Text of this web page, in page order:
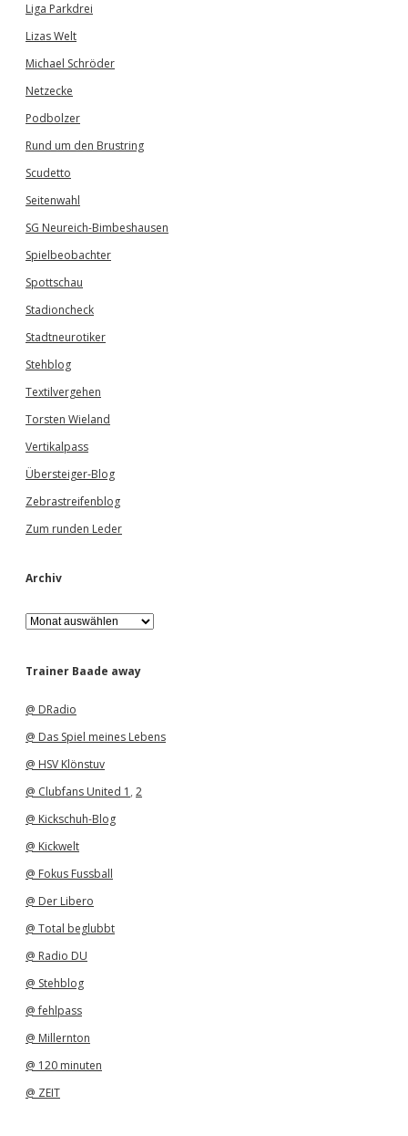
Liga Parkdrei
Lizas Welt
Michael Schröder
Netzecke
Podbolzer
Rund um den Brustring
Scudetto
Seitenwahl
SG Neureich-Bimbeshausen
Spielbeobachter
Spottschau
Stadioncheck
Stadtneurotiker
Stehblog
Textilvergehen
Torsten Wieland
Vertikalpass
Übersteiger-Blog
Zebrastreifenblog
Zum runden Leder
Archiv
A
r
h
Trainer Baade away
@ DRadio
@ Das Spiel meines Lebens
@ HSV Klönstuv
@ Clubfans United 1 , 2
@ Kickschuh-Blog
@ Kickwelt
@ Fokus Fussball
@ Der Libero
@ Total beglubbt
@ Radio DU
@ Stehblog
@ fehlpass
@ Millernton
@ 120 minuten
@ ZEIT